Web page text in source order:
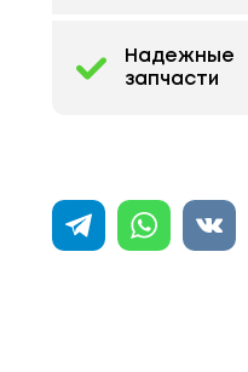
Надежные
запчасти